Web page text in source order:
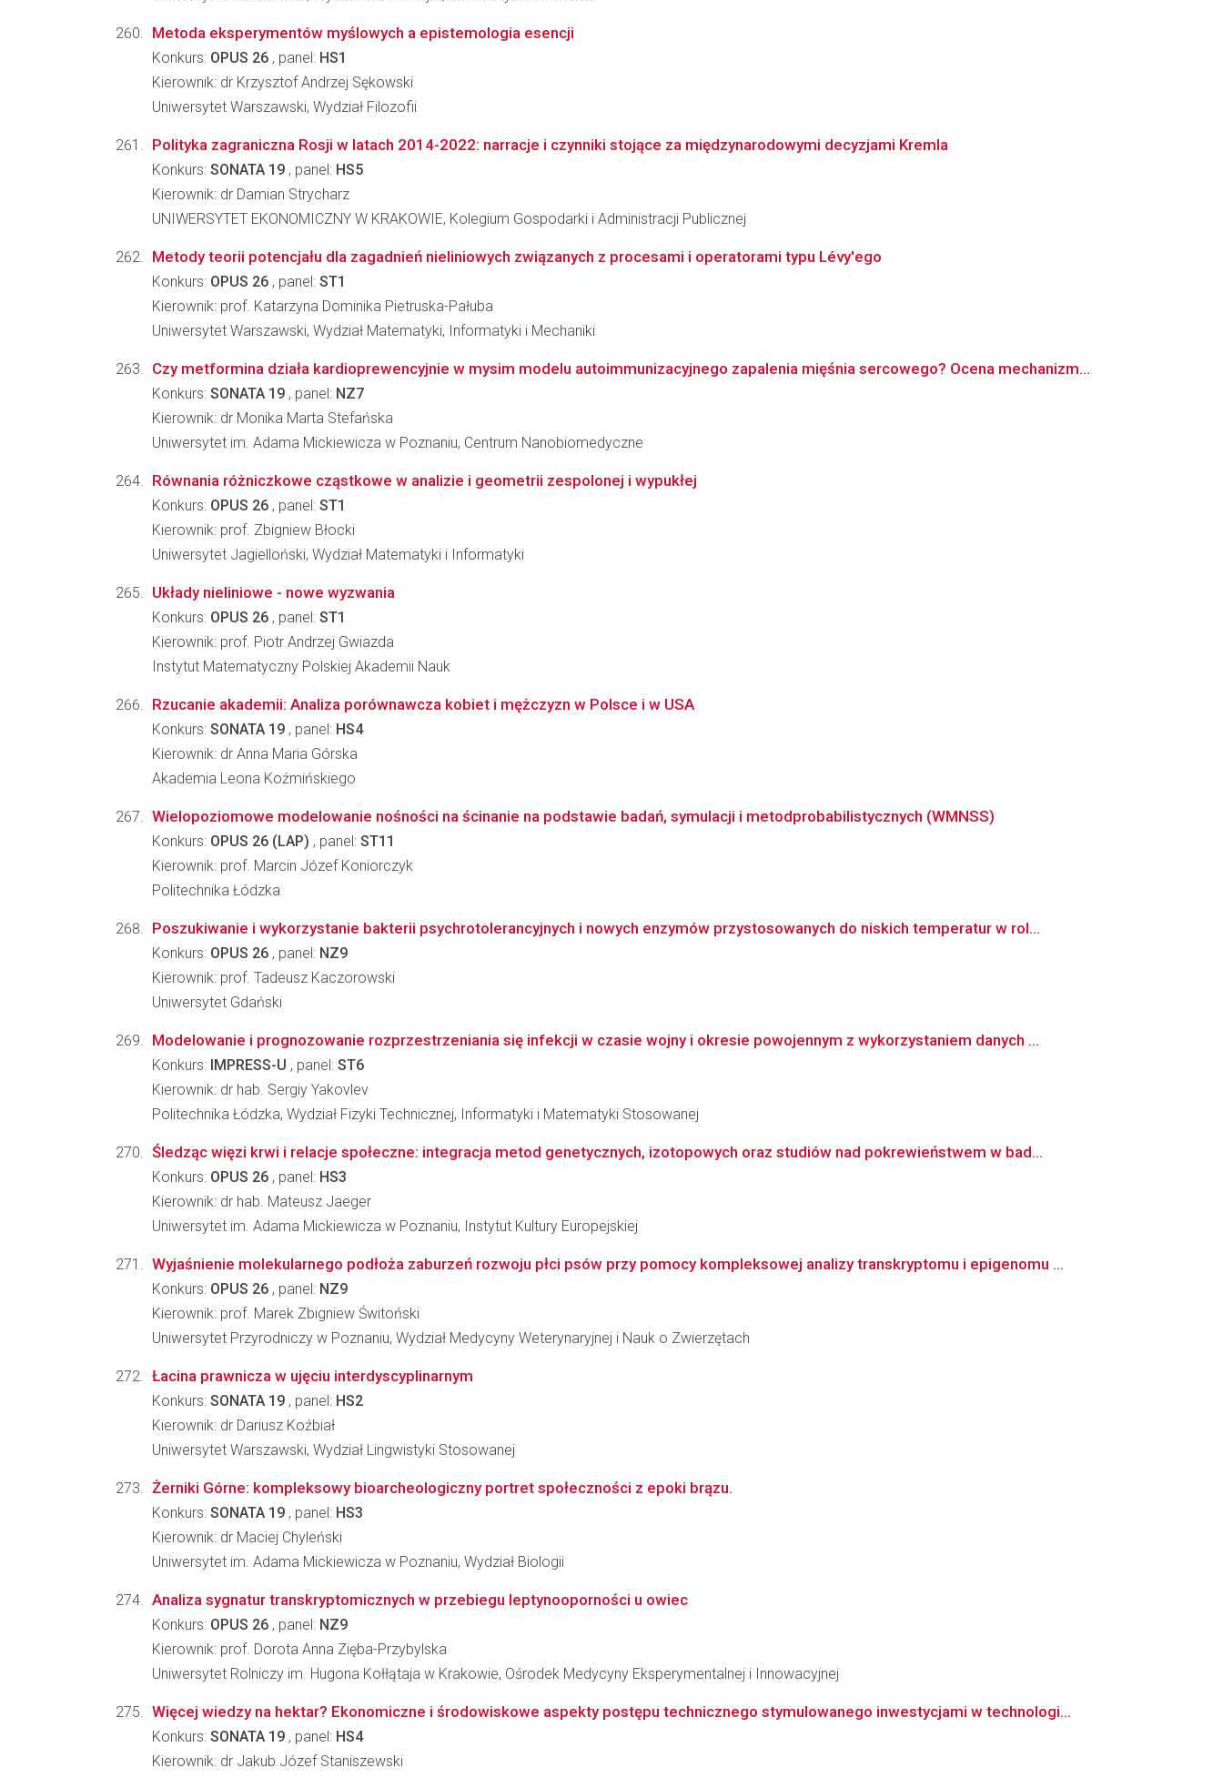
Metoda eksperymentów myślowych a epistemologia esencji
Konkurs: OPUS 26 , panel: HS1
Kierownik: dr Krzysztof Andrzej Sękowski
Uniwersytet Warszawski, Wydział Filozofii
Polityka zagraniczna Rosji w latach 2014-2022: narracje i czynniki stojące za międzynarodowymi decyzjami Kremla
Konkurs: SONATA 19 , panel: HS5
Kierownik: dr Damian Strycharz
UNIWERSYTET EKONOMICZNY W KRAKOWIE, Kolegium Gospodarki i Administracji Publicznej
Metody teorii potencjału dla zagadnień nieliniowych związanych z procesami i operatorami typu Lévy'ego
Konkurs: OPUS 26 , panel: ST1
Kierownik: prof. Katarzyna Dominika Pietruska-Pałuba
Uniwersytet Warszawski, Wydział Matematyki, Informatyki i Mechaniki
Czy metformina działa kardioprewencyjnie w mysim modelu autoimmunizacyjnego zapalenia mięśnia sercowego? Ocena mechanizm...
Konkurs: SONATA 19 , panel: NZ7
Kierownik: dr Monika Marta Stefańska
Uniwersytet im. Adama Mickiewicza w Poznaniu, Centrum Nanobiomedyczne
Równania różniczkowe cząstkowe w analizie i geometrii zespolonej i wypukłej
Konkurs: OPUS 26 , panel: ST1
Kierownik: prof. Zbigniew Błocki
Uniwersytet Jagielloński, Wydział Matematyki i Informatyki
Układy nieliniowe - nowe wyzwania
Konkurs: OPUS 26 , panel: ST1
Kierownik: prof. Piotr Andrzej Gwiazda
Instytut Matematyczny Polskiej Akademii Nauk
Rzucanie akademii: Analiza porównawcza kobiet i mężczyzn w Polsce i w USA
Konkurs: SONATA 19 , panel: HS4
Kierownik: dr Anna Maria Górska
Akademia Leona Koźmińskiego
Wielopoziomowe modelowanie nośności na ścinanie na podstawie badań, symulacji i metodprobabilistycznych (WMNSS)
Konkurs: OPUS 26 (LAP) , panel: ST11
Kierownik: prof. Marcin Józef Koniorczyk
Politechnika Łódzka
Poszukiwanie i wykorzystanie bakterii psychrotolerancyjnych i nowych enzymów przystosowanych do niskich temperatur w rol...
Konkurs: OPUS 26 , panel: NZ9
Kierownik: prof. Tadeusz Kaczorowski
Uniwersytet Gdański
Modelowanie i prognozowanie rozprzestrzeniania się infekcji w czasie wojny i okresie powojennym z wykorzystaniem danych ...
Konkurs: IMPRESS-U , panel: ST6
Kierownik: dr hab. Sergiy Yakovlev
Politechnika Łódzka, Wydział Fizyki Technicznej, Informatyki i Matematyki Stosowanej
Śledząc więzi krwi i relacje społeczne: integracja metod genetycznych, izotopowych oraz studiów nad pokrewieństwem w bad...
Konkurs: OPUS 26 , panel: HS3
Kierownik: dr hab. Mateusz Jaeger
Uniwersytet im. Adama Mickiewicza w Poznaniu, Instytut Kultury Europejskiej
Wyjaśnienie molekularnego podłoża zaburzeń rozwoju płci psów przy pomocy kompleksowej analizy transkryptomu i epigenomu ...
Konkurs: OPUS 26 , panel: NZ9
Kierownik: prof. Marek Zbigniew Świtoński
Uniwersytet Przyrodniczy w Poznaniu, Wydział Medycyny Weterynaryjnej i Nauk o Zwierzętach
Łacina prawnicza w ujęciu interdyscyplinarnym
Konkurs: SONATA 19 , panel: HS2
Kierownik: dr Dariusz Koźbiał
Uniwersytet Warszawski, Wydział Lingwistyki Stosowanej
Żerniki Górne: kompleksowy bioarcheologiczny portret społeczności z epoki brązu.
Konkurs: SONATA 19 , panel: HS3
Kierownik: dr Maciej Chyleński
Uniwersytet im. Adama Mickiewicza w Poznaniu, Wydział Biologii
Analiza sygnatur transkryptomicznych w przebiegu leptynooporności u owiec
Konkurs: OPUS 26 , panel: NZ9
Kierownik: prof. Dorota Anna Zięba-Przybylska
Uniwersytet Rolniczy im. Hugona Kołłątaja w Krakowie, Ośrodek Medycyny Eksperymentalnej i Innowacyjnej
Więcej wiedzy na hektar? Ekonomiczne i środowiskowe aspekty postępu technicznego stymulowanego inwestycjami w technologi...
Konkurs: SONATA 19 , panel: HS4
Kierownik: dr Jakub Józef Staniszewski